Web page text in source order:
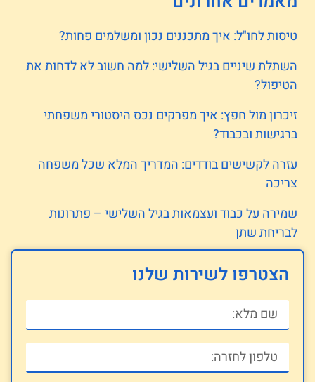
טיסות לחו"ל: איך מתכננים נכון ומשלמים פחות?
השתלת שיניים בגיל השלישי: למה חשוב לא לדחות את
הטיפול?
זיכרון מול חפץ: איך מפרקים נכס היסטורי משפחתי
ברגישות ובכבוד?
עזרה לקשישים בודדים: המדריך המלא שכל משפחה
צריכה
שמירה על כבוד ועצמאות בגיל השלישי – פתרונות
לבריחת שתן
הצטרפו לשירות שלנו